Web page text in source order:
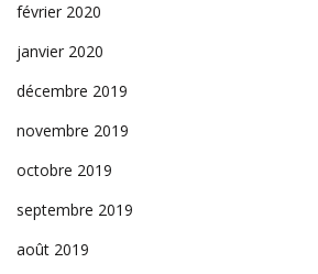
février 2020
janvier 2020
décembre 2019
novembre 2019
octobre 2019
septembre 2019
août 2019